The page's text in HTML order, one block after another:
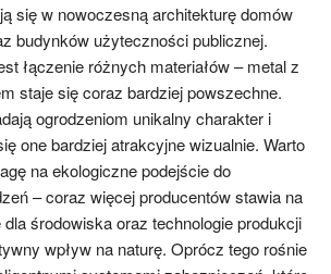
się w nowoczesną architekturę domów
budynków użyteczności publicznej.
łączenie różnych materiałów – metal z
staje się coraz bardziej powszechne.
ogrodzeniom unikalny charakter i
one bardziej atrakcyjne wizualnie. Warto
na ekologiczne podejście do
– coraz więcej producentów stawia na
dla środowiska oraz technologie produkcji
wpływ na naturę. Oprócz tego rośnie